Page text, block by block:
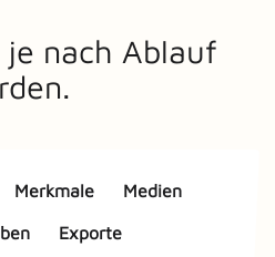
nach Ablauf
Merkmale Medien
Exporte